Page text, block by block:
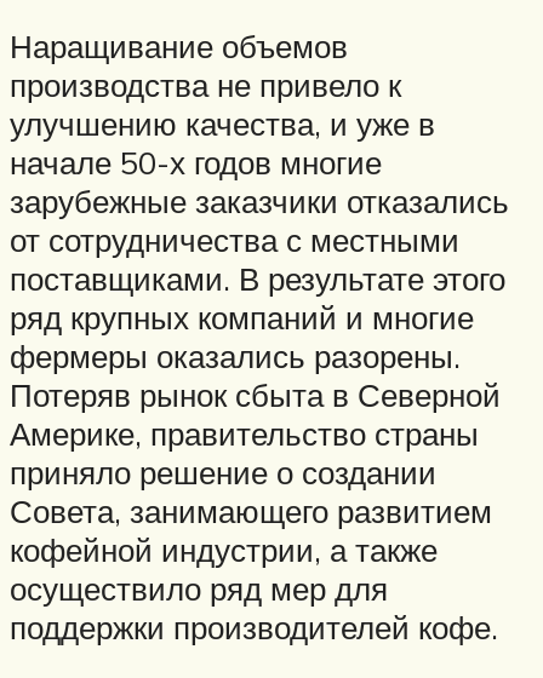
Наращивание объемов
производства не привело к
улучшению качества, и уже в
начале 50-х годов многие
зарубежные заказчики отказались
от сотрудничества с местными
поставщиками. В результате этого
ряд крупных компаний и многие
фермеры оказались разорены.
Потеряв рынок сбыта в Северной
Америке, правительство страны
приняло решение о создании
Совета, занимающего развитием
кофейной индустрии, а также
осуществило ряд мер для
поддержки производителей кофе.